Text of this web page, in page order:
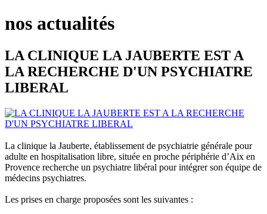
nos actualités
LA CLINIQUE LA JAUBERTE EST A
LA RECHERCHE D'UN PSYCHIATRE
LIBERAL
La clinique la Jauberte, établissement de psychiatrie générale pour
adulte en hospitalisation libre, située en proche périphérie d’Aix en
Provence recherche un psychiatre libéral pour intégrer son équipe de
médecins psychiatres.
Les prises en charge proposées sont les suivantes :